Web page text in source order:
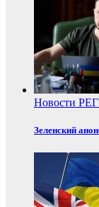
Новости
Зеленский